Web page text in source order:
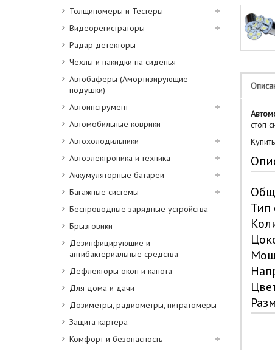
Толщиномеры и Тестеры
Видеорегистраторы
Радар детекторы
Чехлы и накидки на сиденья
Автобаферы (Амортизирующие
подушки)
Автоинструмент
Автомобильные коврики
Автохолодильники
Автоэлектроника и техника
Аккумуляторные батареи
Багажные системы
Беспроводные зарядные устройства
Брызговики
Дезинфицирующие и
антибактериальные средства
Дефлекторы окон и капота
Для дома и дачи
Дозиметры, радиометры, нитратомеры
Защита картера
Комфорт и безопасность
стоп
Тип